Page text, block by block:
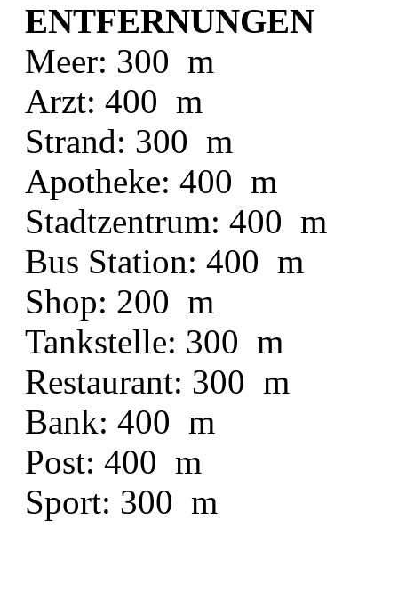
ENTFERNUNGEN
Meer: 300 m
Arzt: 400 m
Strand: 300 m
Apotheke: 400 m
Stadtzentrum: 400 m
Bus Station: 400 m
Shop: 200 m
Tankstelle: 300 m
Restaurant: 300 m
Bank: 400 m
Post: 400 m
Sport: 300 m